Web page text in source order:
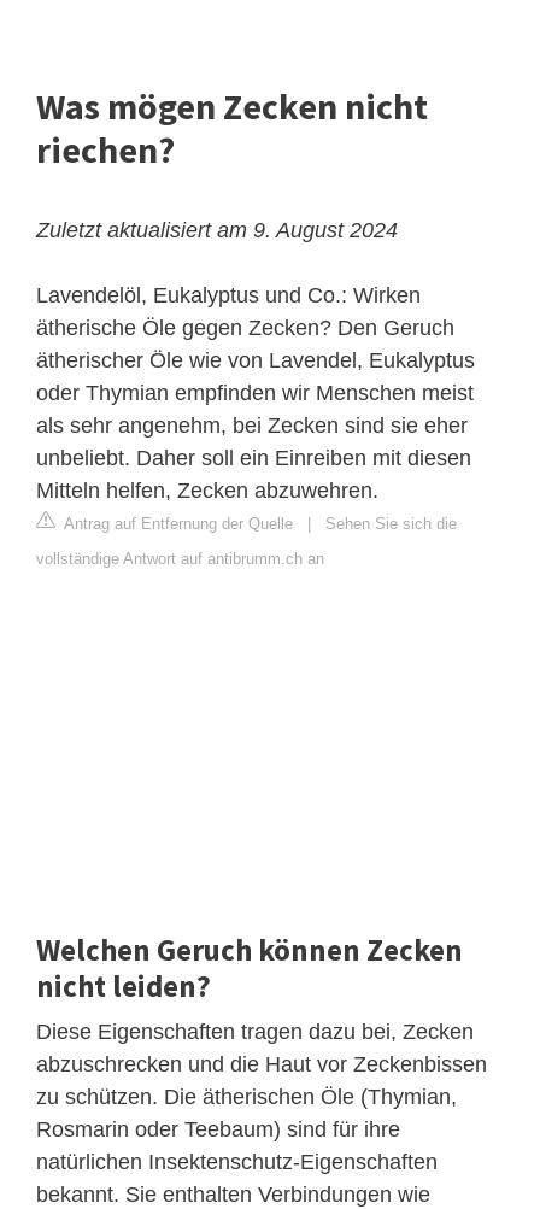
Was mögen Zecken nicht
riechen?
Zuletzt aktualisiert am 9. August 2024
Lavendelöl, Eukalyptus und Co.: Wirken
ätherische Öle gegen Zecken? Den Geruch
ätherischer Öle wie von Lavendel, Eukalyptus
oder Thymian empfinden wir Menschen meist
als sehr angenehm, bei Zecken sind sie eher
unbeliebt. Daher soll ein Einreiben mit diesen
Mitteln helfen, Zecken abzuwehren.
Antrag auf Entfernung der Quelle
Sehen Sie sich die
vollständige Antwort auf antibrumm.ch an
Welchen Geruch können Zecken
nicht leiden?
Diese Eigenschaften tragen dazu bei, Zecken
abzuschrecken und die Haut vor Zeckenbissen
zu schützen. Die ätherischen Öle (Thymian,
Rosmarin oder Teebaum) sind für ihre
natürlichen Insektenschutz-Eigenschaften
bekannt. Sie enthalten Verbindungen wie